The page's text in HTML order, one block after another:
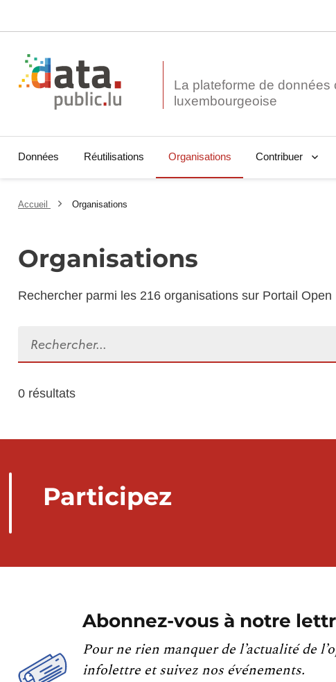
La plateforme de données
Données Réutilisations Organisations Contribuer
Accueil Organisations
Organisations
Rechercher parmi les 216 organisations sur Portail Open
0 résultats
Participez
Abonnez-vous à notre
Pour ne rien manquer de l’actualité de
infolettre et suivez nos événements.